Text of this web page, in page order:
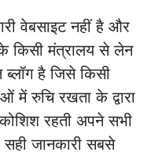
वेबसाइट नहीं है और
किसी मंत्रालय से लेन
है जिसे किसी
में रुचि रखता के द्वारा
कोशिश रहती अपने सभी
सही जानकारी सबसे